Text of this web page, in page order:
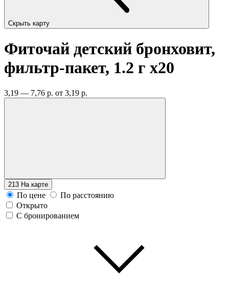
Скрыть карту
Фиточай детский бронховит,
фильтр-пакет, 1.2 г x20
3,19 — 7,76 р. от 3,19 р.
213 На карте
По цене
По расстоянию
Открыто
С бронированием